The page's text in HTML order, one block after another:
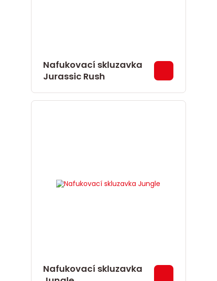
Nafukovací skluzavka
Jurassic Rush
Nafukovací skluzavka